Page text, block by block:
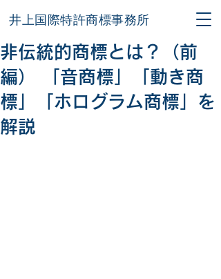
井上国際特許商標事務所
非伝統的商標とは？（前
編） 「音商標」「動き商
標」「ホログラム商標」を
解説